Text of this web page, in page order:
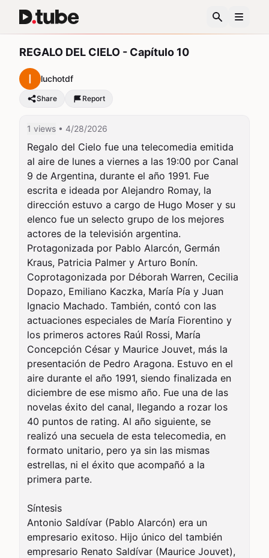
REGALO DEL CIELO - Capítulo 10
luchotdf
Share Report
1 views • 4/28/2026
Regalo del Cielo fue una telecomedia emitida
al aire de lunes a viernes a las 19:00 por Canal
9 de Argentina, durante el año 1991. Fue
escrita e ideada por Alejandro Romay, la
dirección estuvo a cargo de Hugo Moser y su
elenco fue un selecto grupo de los mejores
actores de la televisión argentina.
Protagonizada por Pablo Alarcón, Germán
Kraus, Patricia Palmer y Arturo Bonín.
Coprotagonizada por Déborah Warren, Cecilia
Dopazo, Emiliano Kaczka, María Pía y Juan
Ignacio Machado. También, contó con las
actuaciones especiales de María Fiorentino y
los primeros actores Raúl Rossi, María
Concepción César y Maurice Jouvet, más la
presentación de Pedro Aragona. Estuvo en el
aire durante el año 1991, siendo finalizada en
diciembre de ese mismo año. Fue una de las
novelas éxito del canal, llegando a rozar los
40 puntos de rating. Al año siguiente, se
realizó una secuela de esta telecomedia, en
formato unitario, pero ya sin las mismas
estrellas, ni el éxito que acompañó a la
primera parte.
Síntesis
Antonio Saldívar (Pablo Alarcón) era un
empresario exitoso. Hijo único del también
empresario Renato Saldívar (Maurice Jouvet),